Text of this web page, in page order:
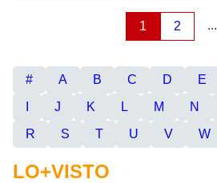
1 2 ...
# A B C D E
J K L M N
R
S T U V W
LO+VISTO